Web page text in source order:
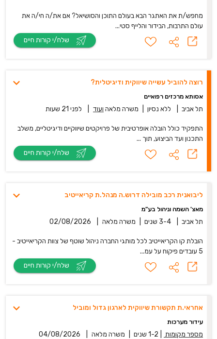
מחפש/ת את האתגר הבא בעולם התוכן והסושיאל? אם את/ה חי/ה את
עולם התרבות, הבידור והלייף סטי...
רוצה להוביל עשייה שיווקית ודיגיטלית?
אסותא מרכזים רפואיים
תל אביב ללא נסיון משרה מלאה ועוד לפני 21 שעות
התפקיד כולל הובלה אופרטיבית של פרויקטים שיווקיים ודיגיטליים, משלב
התכנון ועד הביצוע, תוך ...
ליבואנית רכב מובילה דרוש.ה מנהל.ת קריאייטיב
מאצ' השמה וניהול בע"מ
תל אביב 3-4 שנים משרה מלאה 02/08/2026
הובלת קו הקריאייטיב לכל מותגי החברה ניהול שוטף של צוות הקריאייטיב -
5 עובדים פיקוח על עמ...
אחראי.ת תקשורת שיווקית לארגון גדול ומוביל
עידור מערכות
מספר מקומות 1-2 שנים משרה מלאה 04/08/2026